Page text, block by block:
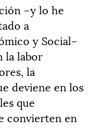
–y lo he
a
y Social–
la labor
la
deviene en los
que
convierten en